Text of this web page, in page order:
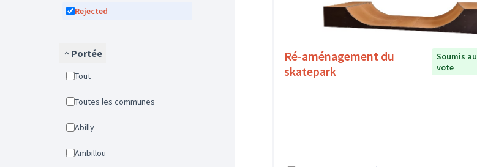
Rejected
Portée
Tout
Toutes les communes
Abilly
Ambillou
Ré-aménagement du
skatepark
Soumis au
vote